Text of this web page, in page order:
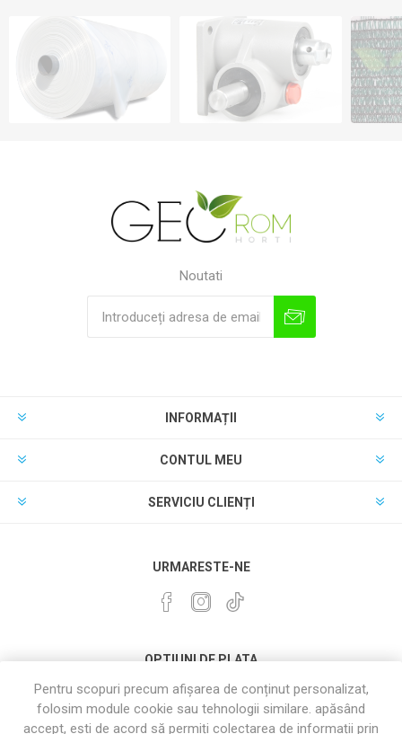
Noutati
INFORMAȚII
CONTUL MEU
SERVICIU CLIENȚI
URMARESTE-NE
OPTIUNI DE PLATA
Pentru scopuri precum afișarea de conținut personalizat,
folosim module cookie sau tehnologii similare. apăsând
accept, ești de acord să permiți colectarea de informații prin